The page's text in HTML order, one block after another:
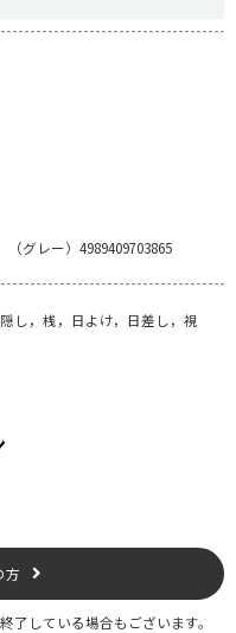
グレー）4989409703865
し，桟，日よけ，日差し，視
方
している場合もございます。